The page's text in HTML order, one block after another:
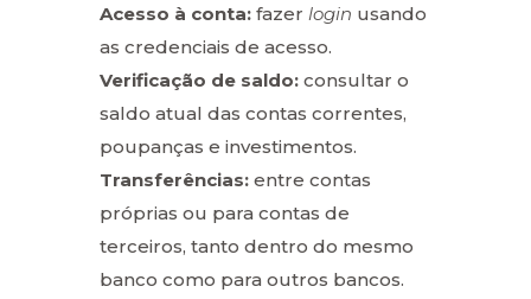
Acesso à conta: fazer login usando
as credenciais de acesso.
Verificação de saldo: consultar o
saldo atual das contas correntes,
poupanças e investimentos.
Transferências: entre contas
próprias ou para contas de
terceiros, tanto dentro do mesmo
banco como para outros bancos.